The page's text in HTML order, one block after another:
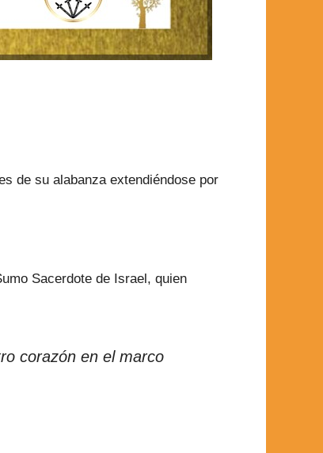
de su alabanza extendiéndose por
Sacerdote de Israel, quien
corazón en el marco